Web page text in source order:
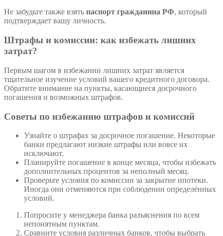
Не забудьте также взять паспорт гражданина РФ, который
подтверждает вашу личность.
Штрафы и комиссии: как избежать лишних
затрат?
Первым шагом в избежании лишних затрат является
тщательное изучение условий вашего кредитного договора.
Обратите внимание на пункты, касающиеся досрочного
погашения и возможных штрафов.
Советы по избежанию штрафов и комиссий
Узнайте о штрафах за досрочное погашение. Некоторые
банки предлагают низкие штрафы или вовсе их
исключают.
Планируйте погашение в конце месяца, чтобы избежать
дополнительных процентов за неполный месяц.
Проверьте условия по комиссии за закрытие ипотеки.
Иногда они отменяются при соблюдении определённых
условий.
Попросите у менеджера банка разъяснения по всем
непонятным пунктам.
Сравните условия различных банков, чтобы выбрать